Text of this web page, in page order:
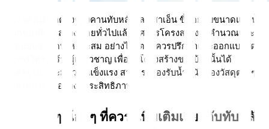
อัตราส่วนที่ถูกต้องของคานทับหลังและเสาเอ็น ขึ้นอยู่กับขนาดและน้ำ
หนักของสิ่งก่อสร้าง โดยทั่วไปแล้ว วิศวกรโครงสร้างจะคำนวณและ
ออกแบบขนาดที่เหมาะสม อย่างไรก็ตามควรปรึกษาและออกแบบโดย
วิศวกรโครงสร้างผู้เชี่ยวชาญ เพื่อให้โครงสร้างของบ้านนั้นได้
มาตรฐาน และมีความแข็งแรง สามารถรองรับน้ำหนักของวัสดุต่างๆ
ภายในบ้านได้อย่างมีประสิทธิภาพ
เกร็ดเล็กๆ น้อยๆ ที่ควรรู้เพิ่มเติมเกี่ยวกับทับหลัง